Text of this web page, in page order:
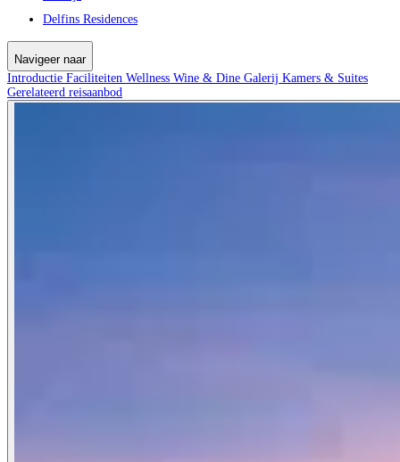
Delfins Residences
Navigeer naar
Introductie Faciliteiten Wellness Wine & Dine Galerij Kamers & Suites
Gerelateerd reisaanbod